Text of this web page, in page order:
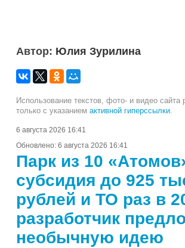
Автор: Юлия Зурилина
Использование текстов, фото- и видео сайта
только с указанием активной гиперссылки.
6 августа 2026 16:41
Обновлено: 6 августа 2026 16:41
Парк из 10
субсидия до 925
рублей и ТО раз в
разработчик
необычную идею